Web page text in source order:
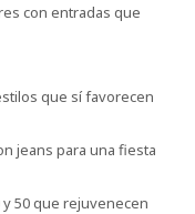
con entradas que
que sí favorecen
jeans para una fiesta
50 que rejuvenecen